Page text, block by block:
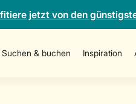
jetzt von den
Suchen & buchen Inspiration